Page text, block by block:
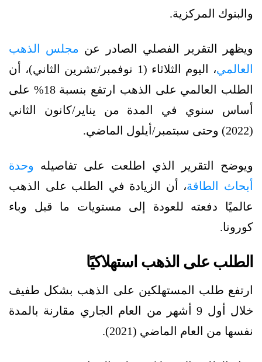
والبنوك المركزية.
ويظهر التقرير الفصلي الصادر عن مجلس الذهب
العالمي
، اليوم الثلاثاء (1 نوفمبر/تشرين الثاني)، أن
الطلب العالمي على الذهب ارتفع بنسبة 18% على
أساس سنوي في المدة من يناير/كانون الثاني
(2022) وحتى سبتمبر/أيلول الماضي.
ويوضح التقرير الذي اطلعت على تفاصيله وحدة
أبحاث الطاقة، أن الزيادة في الطلب على الذهب
عالميًا دفعته للعودة إلى مستويات ما قبل وباء
كورونا.
الطلب على الذهب استهلاكيًا
ارتفع طلب المستهلكين على الذهب بشكل طفيف
خلال أول 9 أشهر من العام الجاري مقارنة بالمدة
نفسها من العام الماضي (2021).